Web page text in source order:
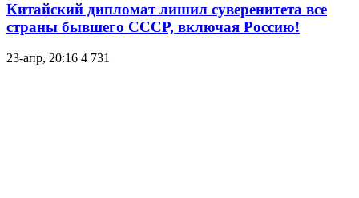
Китайский дипломат лишил суверенитета все
страны бывшего СССР, включая Россию!
23-апр, 20:16 4 731